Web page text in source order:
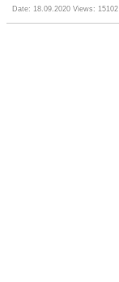
Date: 18.09.2020 Views: 15102